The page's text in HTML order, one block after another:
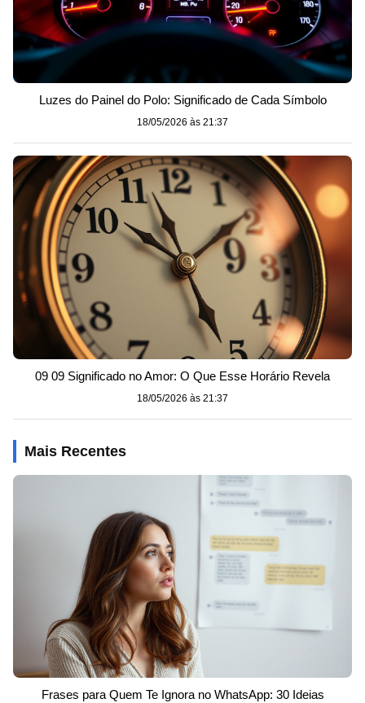
Luzes do Painel do Polo: Significado de Cada Símbolo
18/05/2026 às 21:37
09 09 Significado no Amor: O Que Esse Horário Revela
18/05/2026 às 21:37
Mais Recentes
Frases para Quem Te Ignora no WhatsApp: 30 Ideias